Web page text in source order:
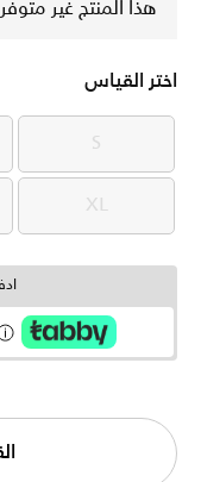
هذا المنتج غير متوفر
اختر القياس
S
S
XL
XL